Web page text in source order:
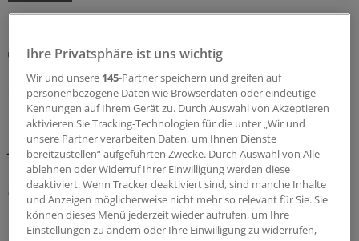
MEHR ZUM THEMA
Abrechnung
KV Rheinland-Pfalz rät prophylaktisch weiterhin
ePA-Befüllung abzurechnen
Honorar für ePA-Befüllung ist seit August Geschichte.
Nicht so bei den Zahnärzten, die dürfen noch bis
Jahresende. Das wollen KBV und KVen auch erreichen.
Doch hier gilt: Nur wer schreibt, der bleibt!
07.08.2026
Ihre Privatsphäre ist uns wichtig
Wir und unsere 145-Partner speichern und greifen auf
personenbezogene Daten wie Browserdaten oder eindeutige
Kennungen auf Ihrem Gerät zu. Durch Auswahl von Akzeptieren
aktivieren Sie Tracking-Technologien für die unter „Wir und
unsere Partner verarbeiten Daten, um Ihnen Dienste
bereitzustellen“ aufgeführten Zwecke. Durch Auswahl von Alle
ablehnen oder Widerruf Ihrer Einwilligung werden diese
deaktiviert. Wenn Tracker deaktiviert sind, sind manche Inhalte
und Anzeigen möglicherweise nicht mehr so relevant für Sie. Sie
können dieses Menü jederzeit wieder aufrufen, um Ihre
Einstellungen zu ändern oder Ihre Einwilligung zu widerrufen,